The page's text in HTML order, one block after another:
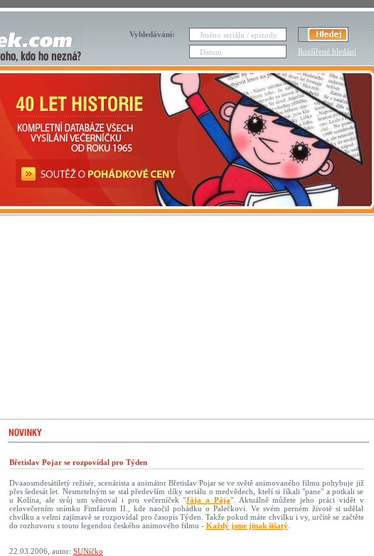
Vyhledávání:
Rozšířené hledání
Břetislav Pojar se rozpovídal pro Týden
Dvaaosmdesátiletý režisér, scenárista a animátor Břetislav Pojar se ve světě animovaného filmu pohybuje již
přes šedesát let. Nesmrtelným se stal především díky seriálu o medvědech, kteří si říkali "pane" a potkali se
u Kolína, ale svůj um věnoval i pro večerníček "Jája a Pája". Aktuálně můžete jeho práci vidět v
celovečerním snímku Fimfárum II., kde naočil pohádku o Palečkovi. Ve svém perném životě si udělal
chvilku a velmi zajímavě se rozpovídal pro časopis Týden. Takže pokud máte chvilku i vy, určitě se začtěte
do rozhovoru s touto legendou českého animového filmu - Každý jsme jinak šišatý.
22.03.2006, autor: SUNíčko